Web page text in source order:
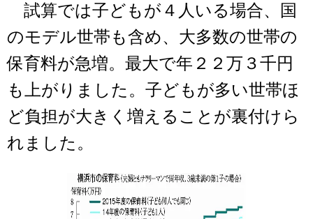
試算では子どもが４人いる場合、国
のモデル世帯も含め、大多数の世帯の
保育料が急増。最大で年２２万３千円
も上がりました。子どもが多い世帯ほ
ど負担が大きく増えることが裏付けら
れました。